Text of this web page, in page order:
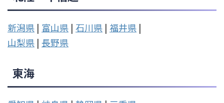
新潟県 | 富山県 | 石川県 | 福井県 |
山梨県 | 長野県
東海